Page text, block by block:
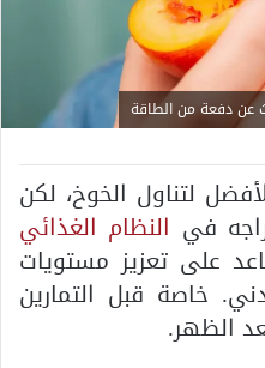
عن دفعة من الطاقة
لتناول الخوخ، لكن
في النظام الغذائي
على تعزيز مستويات
خاصة قبل التمارين
الظهر.